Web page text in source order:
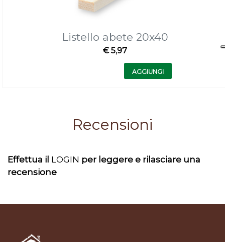
Listello abete 20x40
€ 5,97
Quantità
AGGIUNGI
Recensioni
Effettua il LOGIN per leggere e rilasciare una
recensione